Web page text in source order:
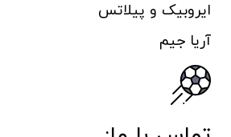
ایروبیک و پیلاتس
آریا جیم